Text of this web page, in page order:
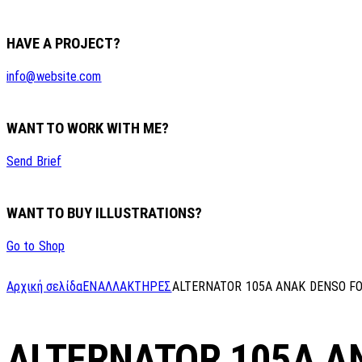
HAVE A PROJECT?
info@website.com
WANT TO WORK WITH ME?
Send Brief
WANT TO BUY ILLUSTRATIONS?
Go to Shop
Αρχική σελίδαΕΝΑΛΛΑΚΤΗΡΕΣALTERNATOR 105A ANAK DENSO